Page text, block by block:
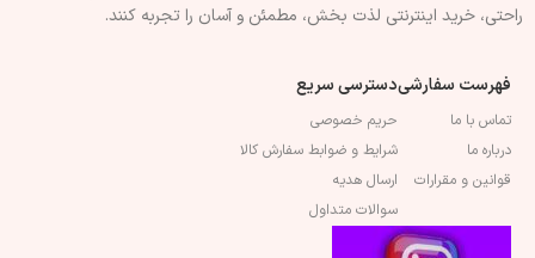
راحتی، خرید اینترنتی لذت بخش، مطمئن و آسان را تجربه کنند.
فهرست سفارشی
تماس با ما
درباره ما
قوانین و مقرارات
دسترسی سریع
حریم خصوصی
شرایط و ضوابط سفارش کالا
ارسال هدیه
سوالات متداول